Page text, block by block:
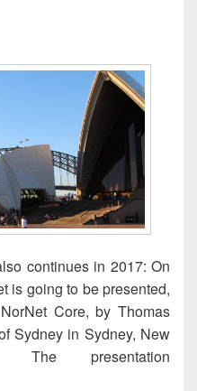
continues in 2017: On
is going to be presented,
Core, by Thomas
Sydney in Sydney, New
The presentation
and Tutorial at the